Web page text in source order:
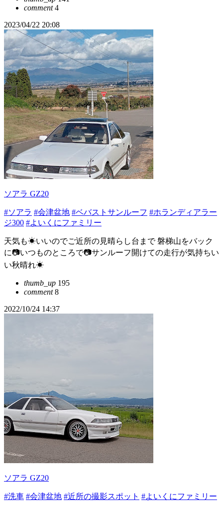
comment4
2023/04/22 20:08
ソアラ GZ20
#ソアラ #会津盆地 #ベバストサンルーフ #ホランディアラー
ジ300 #よいくにファミリー
天気も☀いいのでご近所の見晴らし台まで 磐梯山をバック
に📷いつものところで📷サンルーフ開けての走行が気持ちい
い秋晴れ☀
thumb_up 195
comment8
2022/10/24 14:37
ソアラ GZ20
#洗車 #会津盆地 #近所の撮影スポット #よいくにファミリー